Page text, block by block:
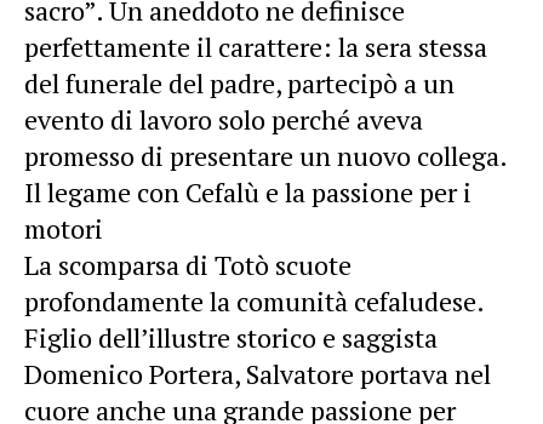
sacro”. Un aneddoto ne definisce
perfettamente il carattere: la sera stessa
del funerale del padre, partecipò a un
evento di lavoro solo perché aveva
promesso di presentare un nuovo collega.
Il legame con Cefalù e la passione per i
motori
La scomparsa di Totò scuote
profondamente la comunità cefaludese.
Figlio dell’illustre storico e saggista
Domenico Portera, Salvatore portava nel
cuore anche una grande passione per